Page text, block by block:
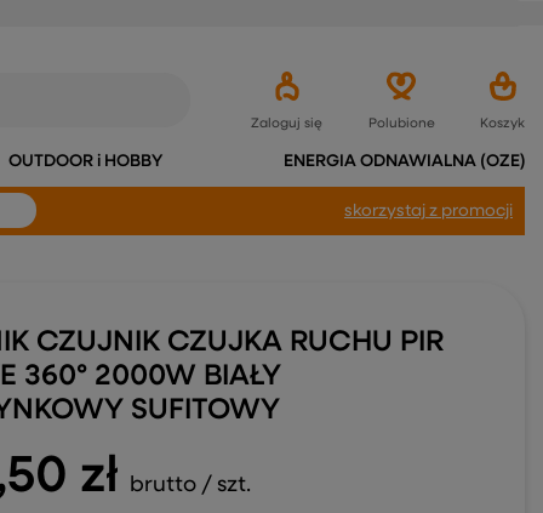
Zaloguj się Polubione Koszyk
OUTDOOR i HOBBY ENERGIA ODNAWIALNA (OZE)
skorzystaj z promocji
zł brutto / szt.
CZUJNIK CZUJKA RUCHU PIR
360° 2000W BIAŁY
SUFITOWY